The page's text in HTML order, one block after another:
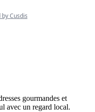
gourmandes et
avec un regard local.